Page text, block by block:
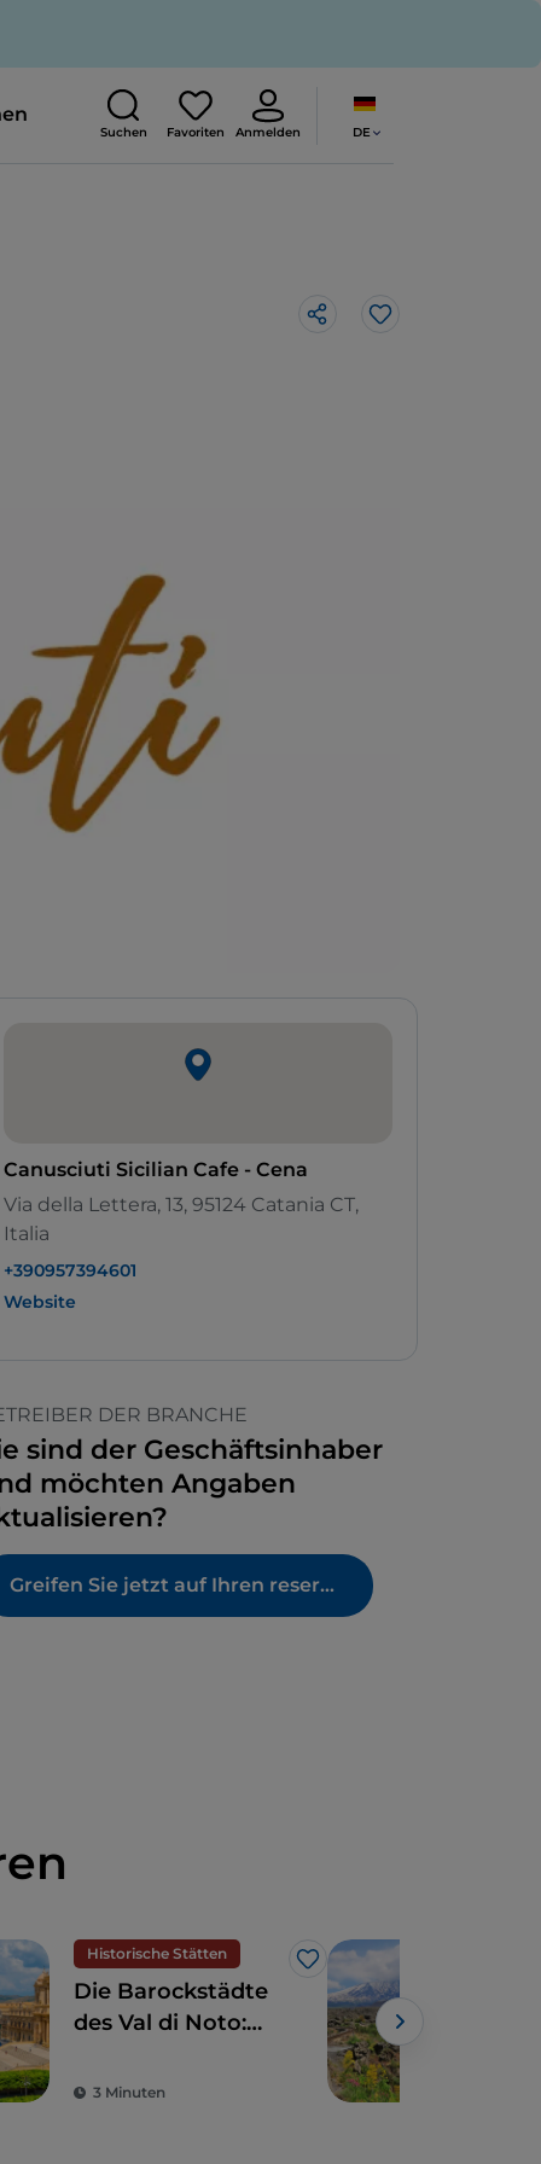
Suchen Favoriten Anmelden DE
Like
Canusciuti Sicilian Cafe - Cena
Via della Lettera, 13, 95124 Catania CT,
Italia
+390957394601
Website
DER BRANCHE
sind der Geschäftsinhaber
möchten Angaben
Greifen Sie jetzt auf Ihren reservierten Bereich zu
Historische Stätten
Like
Die Barockstädte
des Val di Noto:
Schönheit
3 Minuten